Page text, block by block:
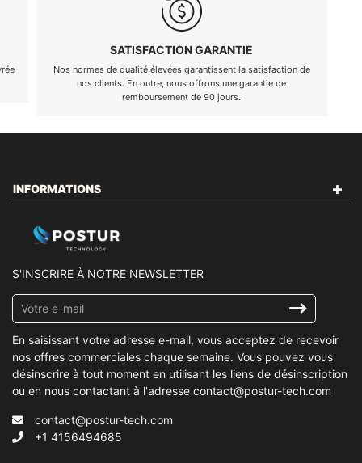
EXCELLENT SERVICE CLIENTÈLE
Notre équipe est là pour répondre à toutes vos questions, 24
heures sur 24, 7 jours sur 7.
INFORMATIONS
S'INSCRIRE À NOTRE NEWSLETTER
Inscrivez-
vous
à
notre
infolettre
En saisissant votre adresse e-mail, vous acceptez de recevoir
nos offres commerciales chaque semaine. Vous pouvez vous
désinscrire à tout moment en utilisant les liens de désinscription
ou en nous contactant à l'adresse contact@postur-tech.com
contact@postur-tech.com
+1 4156494685